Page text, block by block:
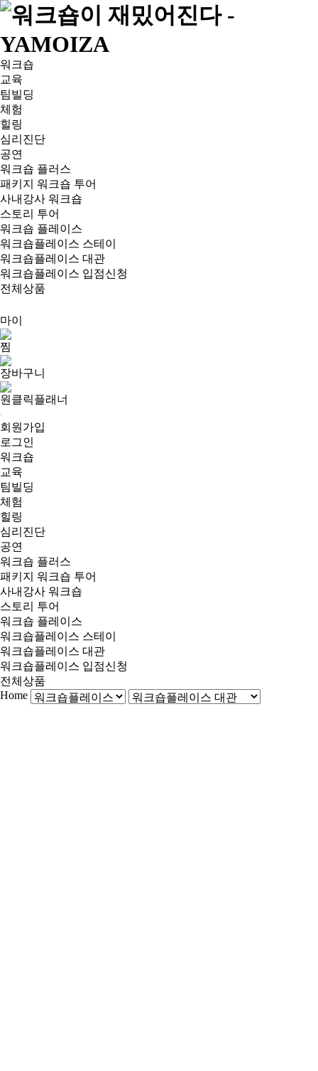
워크숍
교육
팀빌딩
체험
힐링
심리진단
공연
워크숍 플러스
패키지 워크숍 투어
사내강사 워크숍
스토리 투어
워크숍 플레이스
워크숍플레이스 스테이
워크숍플레이스 대관
워크숍플레이스 입점신청
전체상품
마이
찜
장바구니
원클릭플래너
회원가입
로그인
워크숍
교육
팀빌딩
체험
힐링
심리진단
공연
워크숍 플러스
패키지 워크숍 투어
사내강사 워크숍
스토리 투어
워크숍 플레이스
워크숍플레이스 스테이
워크숍플레이스 대관
워크숍플레이스 입점신청
전체상품
Home